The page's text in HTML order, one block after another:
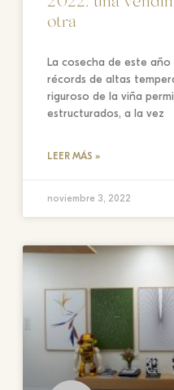
otra
La cosecha de este
récords de altas
riguroso de la viña
estructurados, a la vez
LEER MÁS »
noviembre 3, 2022